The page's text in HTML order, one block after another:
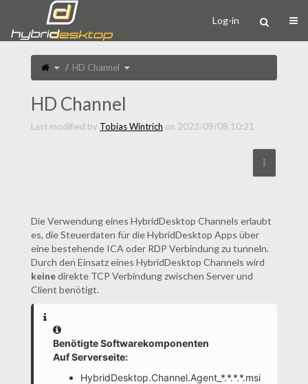
Log-in
Toggle
theparent
tree
of
HD Channel Toggle
the
tree
under
HD Channel
Last modified by Tobias Wintrich on 2023/09/08 10:21
More
Die Verwendung eines HybridDesktop Channels erlaubt
es, die Steuerdaten für die HybridDesktop Apps über
eine bestehende ICA oder RDP Verbindung zu tunneln.
Durch den Einsatz eines HybridDesktop Channels wird
keinedirekte TCP Verbindung zwischen Server und
Client benötigt.
Information
Benötigte Softwarekomponenten
Auf Serverseite:
HybridDesktop.Channel.Agent_*.*.*.*.msi